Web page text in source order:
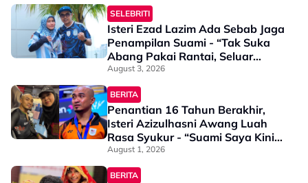
SELEBRITI
Isteri Ezad Lazim Ada Sebab Jaga
Penampilan Suami - “Tak Suka
Abang Pakai Rantai, Seluar
Pendek & Baju Nampak Ketiak…”
August 3, 2026
BERITA
Penantian 16 Tahun Berakhir,
Isteri Azizulhasni Awang Luah
Rasa Syukur - “Suami Saya Kini
Juara Sukan Komanwel”
August 1, 2026
BERITA